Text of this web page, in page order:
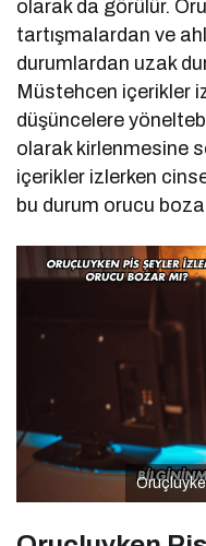
olarak da görülür.
tartışmalardan ve
durumlardan uzak
Müstehcen içerikler
düşüncelere
olarak kirlenmesine
içerikler izlerken
bu durum orucu